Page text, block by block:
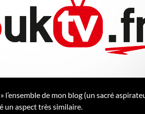
l’ensemble de mon blog (un sacré
un aspect très similaire.